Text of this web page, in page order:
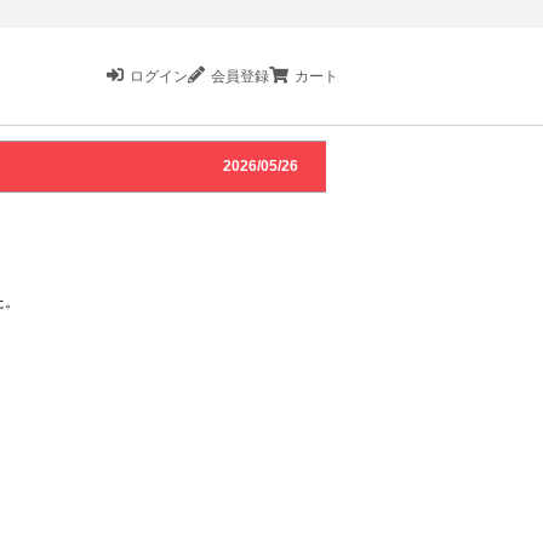
ログイン 会員登録 カート
2026/05/26